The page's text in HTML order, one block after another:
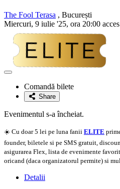
The Fool Terasa , București
Miercuri, 9 iulie '25, ora 20:00
Adaugă
favoriteComandă bilete
Share
Evenimentul s-a încheiat.
☀️ Cu doar 5 lei pe luna fanii ELITE
founder, biletele si pe SMS gratuit,
asigurarea Flex, lista de evenimente
oricand (daca organizatorul permite) si
Detalii